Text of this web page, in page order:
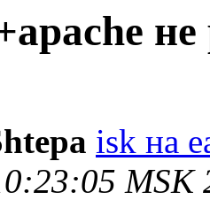
isk на
MSK